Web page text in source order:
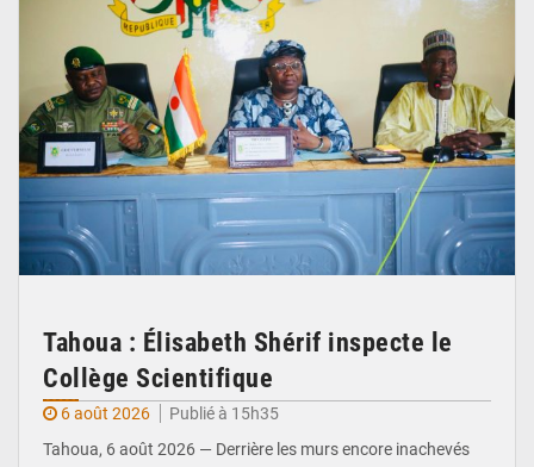
Tahoua : Élisabeth Shérif inspecte le
Collège Scientifique
6 août 2026
Publié à 15h35
Tahoua, 6 août 2026 — Derrière les murs encore inachevés